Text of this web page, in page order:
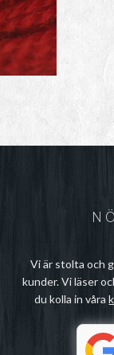
Vi är stolta och
kunder. Vi läser
du kolla in våra